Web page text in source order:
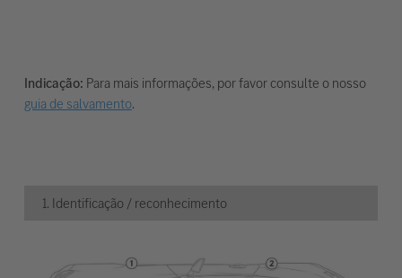
Indicação: Para mais informações, por favor consulte o nosso
guia de salvamento.
1. Identificação / reconhecimento